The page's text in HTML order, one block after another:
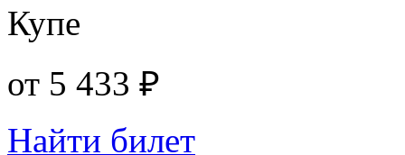
Купе
от 5 433 ₽
Найти билет